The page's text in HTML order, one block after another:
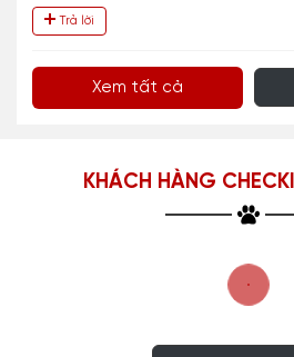
Trả lời
Xem tất cả
KHÁCH HÀNG